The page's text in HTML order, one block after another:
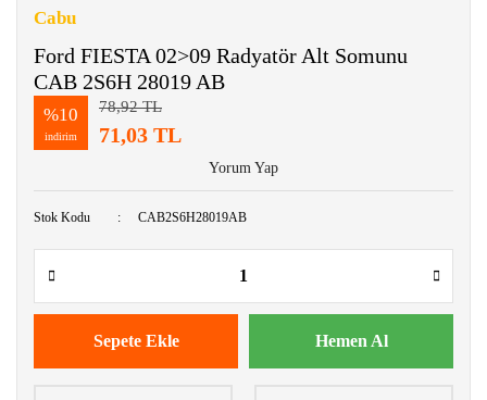
Cabu
Ford FIESTA 02>09 Radyatör Alt Somunu
CAB 2S6H 28019 AB
%10
indirim
78,92 TL
71,03 TL
Yorum Yap
Stok Kodu CAB2S6H28019AB
Sepete Ekle Hemen Al